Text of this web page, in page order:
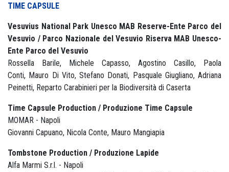
TIME CAPSULE
Vesuvius National Park Unesco MAB Reserve-Ente Parco del
Vesuvio / Parco Nazionale del Vesuvio Riserva MAB Unesco-
Ente Parco del Vesuvio
Rossella Barile, Michele Capasso, Agostino Casillo, Paola
Conti, Mauro Di Vito, Stefano Donati, Pasquale Giugliano, Adriana
Peinetti, Reparto Carabinieri per la Biodiversità di Caserta
Time Capsule Production / Produzione Time Capsule
MOMAR - Napoli
Giovanni Capuano, Nicola Conte, Mauro Mangiapia
Tombstone Production / Produzione Lapide
Alfa Marmi S.r.l. - Napoli